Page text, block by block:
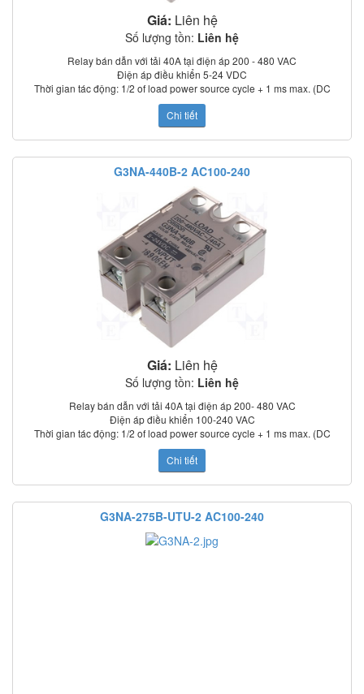
Giá: Liên hệ
Số lượng tồn: Liên hệ
Relay bán dẫn với tải 40A tại điện áp 200 - 480 VAC
Điện áp điều khiển 5-24 VDC
Thời gian tác động: 1/2 of load power source cycle + 1 ms max. (DC
input); 3/2 of load power source cycle + 1 ms max. (AC input)
Dòng rò: 5 mA max. (at 100 VAC); 0 mA max. (at 200 VAC)
Điện trở cách điện: 100 MΩ min. (at 500 VDC)
Nhiệt độ làm việc: –30°C to 80°C
Chỉ thị trạng thái: LED
Có nắp che bảo vệ
Tiêu chuẩn: UL, CSA, TUV (model –UTU)
Chi tiết
G3NA-440B-2 AC100-240
Giá: Liên hệ
Số lượng tồn: Liên hệ
Relay bán dẫn với tải 40A tại điện áp 200- 480 VAC
Điện áp điều khiển 100-240 VAC
Thời gian tác động: 1/2 of load power source cycle + 1 ms max. (DC
input); 3/2 of load power source cycle + 1 ms max. (AC input)
Dòng rò: 5 mA max. (at 100 VAC); 0 mA max. (at 200 VAC)
Điện trở cách điện: 100 MΩ min. (at 500 VDC)
Nhiệt độ làm việc: –30°C to 80°C
Chỉ thị trạng thái: LED
Có nắp che bảo vệ
Tiêu chuẩn: UL, CSA, TUV (model –UTU)
Chi tiết
G3NA-275B-UTU-2 AC100-240